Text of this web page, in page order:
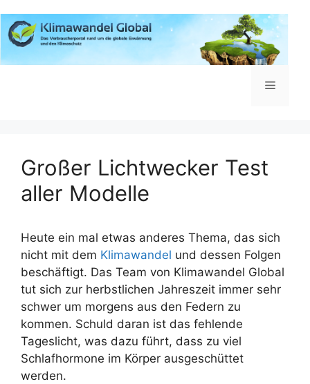
Inhalt
springen
Menü
Großer Lichtwecker Test
aller Modelle
Heute ein mal etwas anderes Thema, das sich
nicht mit dem Klimawandel und dessen Folgen
beschäftigt. Das Team von Klimawandel Global
tut sich zur herbstlichen Jahreszeit immer sehr
schwer um morgens aus den Federn zu
kommen. Schuld daran ist das fehlende
Tageslicht, was dazu führt, dass zu viel
Schlafhormone im Körper ausgeschüttet
werden.